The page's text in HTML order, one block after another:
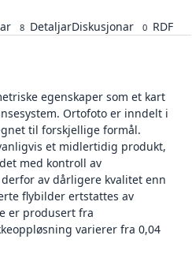
8 DetaljarDiskusjonar 0 RDF
egenskaper som et kart
Ortofoto er inndelt i
til forskjellige formål.
et midlertidig produkt,
med kontroll av
av dårligere kvalitet enn
flybilder ertstattes av
er produsert fra
varierer fra 0,04